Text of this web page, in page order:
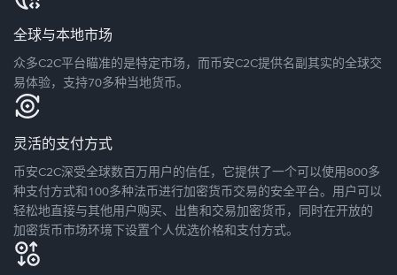
全球与本地市场
众多C2C平台瞄准的是特定市场，而币安C2C提供名副其实的全球交
易体验，支持70多种当地货币。
灵活的支付方式
币安C2C深受全球数百万用户的信任，它提供了一个可以使用800多
种支付方式和100多种法币进行加密货币交易的安全平台。用户可以
轻松地直接与其他用户购买、出售和交易加密货币，同时在开放的
加密货币市场环境下设置个人优选价格和支付方式。